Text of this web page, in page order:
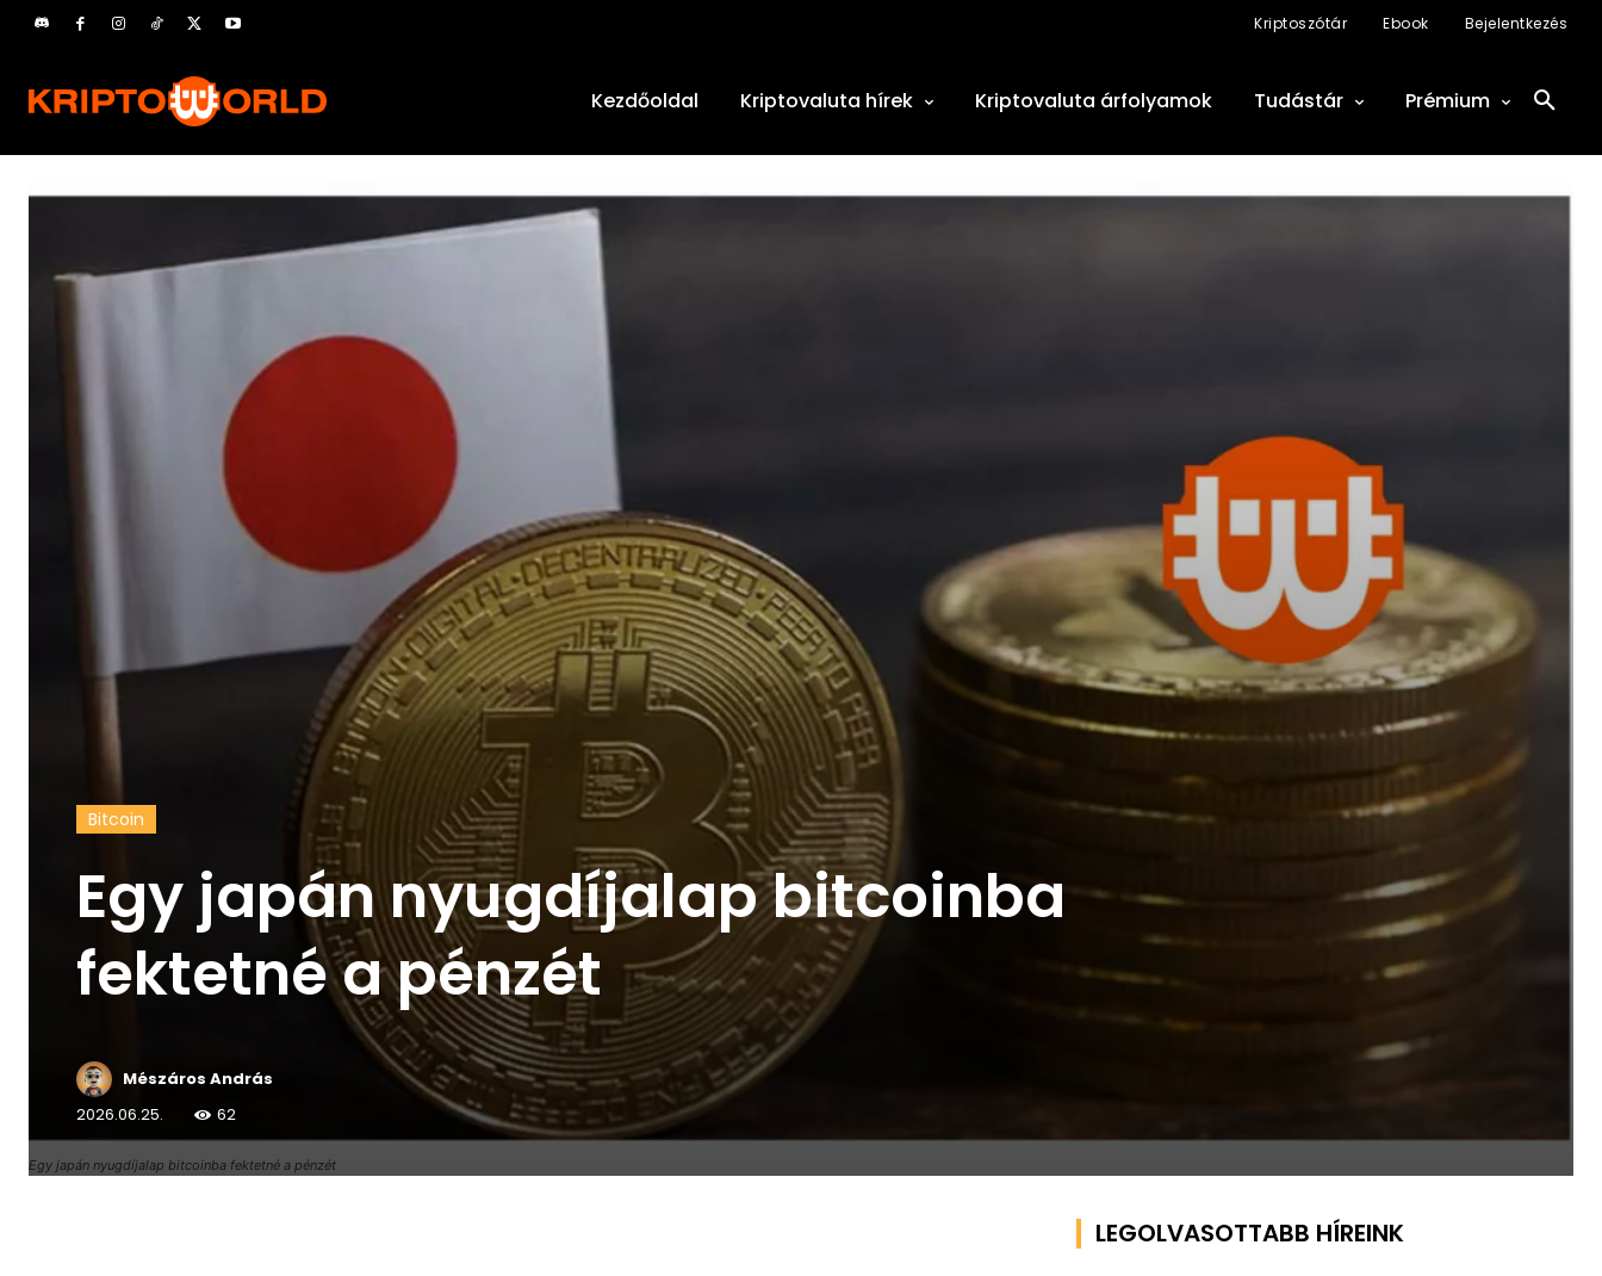
Kriptoszótár Ebook Bejelentkezés
Kezdőoldal Kriptovaluta hírek Kriptovaluta árfolyamok Tudástár Prémium
Egy japán nyugdíjalap bitcoinba fektetné a pénzét
Bitcoin
Egy japán nyugdíjalap bitcoinba
fektetné a pénzét
Mészáros András
2026.06.25.
62
LEGOLVASOTTABB HÍREINK